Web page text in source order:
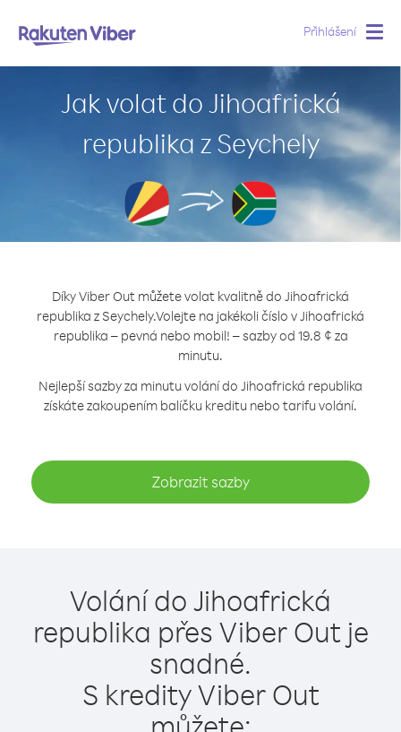
Přihlášení
Jak volat do Jihoafrická
republika z Seychely
Díky Viber Out můžete volat kvalitně do Jihoafrická
republika z Seychely.Volejte na jakékoli číslo v Jihoafrická
republika – pevná nebo mobil! – sazby od 19.8 ¢ za
minutu.
Nejlepší sazby za minutu volání do Jihoafrická republika
získáte zakoupením balíčku kreditu nebo tarifu volání.
Zobrazit sazby
Volání do Jihoafrická
republika přes Viber Out je
snadné.
S kredity Viber Out